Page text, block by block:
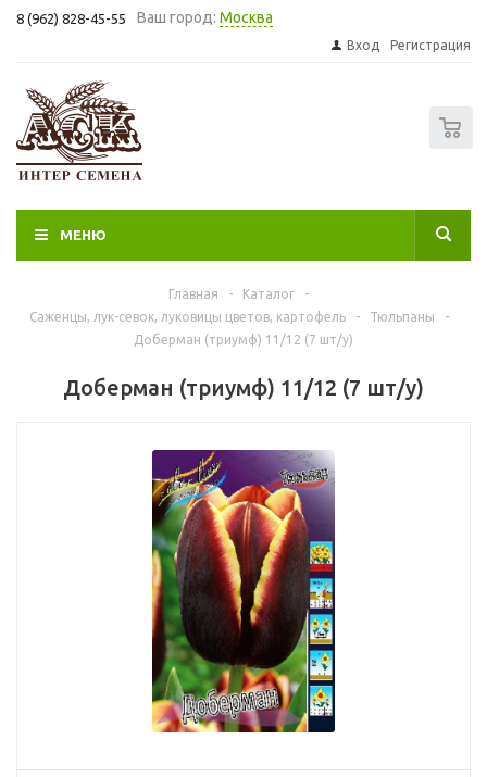
8 (962) 828-45-55 Ваш город: Москва
Вход Регистрация
МЕНЮ
Главная - Каталог
-
Саженцы, лук-севок, луковицы цветов, картофель
- Тюльпаны
-
Доберман (триумф) 11/12 (7 шт/у)
Доберман (триумф) 11/12 (7 шт/у)